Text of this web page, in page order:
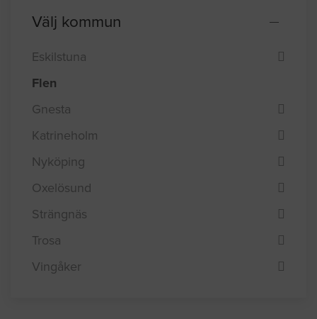
Välj kommun
Eskilstuna
Flen
Gnesta
Katrineholm
Nyköping
Oxelösund
Strängnäs
Trosa
Vingåker